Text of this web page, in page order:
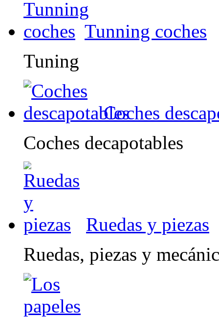
Tunning coches
Tuning
Coches
Coches decapotables
Ruedas y piezas
Ruedas, piezas y